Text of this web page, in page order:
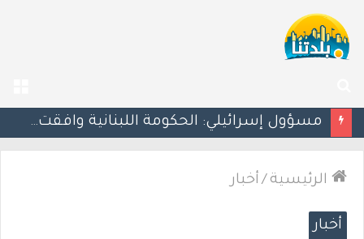
عن
بزشكيان يلوّح بالاستقالة للضغط نحو اتفاق مع واشنطن
الرئيسية / أخبار
أخبار